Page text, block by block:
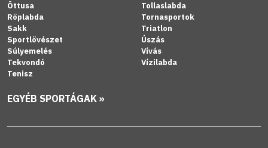
Öttusa
Röplabda
Sakk
Sportlövészet
Súlyemelés
Tekvondó
Tenisz
Tollaslabda
Tornasportok
Triatlon
Úszás
Vívás
Vízilabda
EGYÉB SPORTÁGAK »